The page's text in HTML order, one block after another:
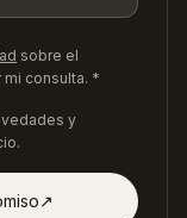
sobre el
consulta. *
y
↗︎